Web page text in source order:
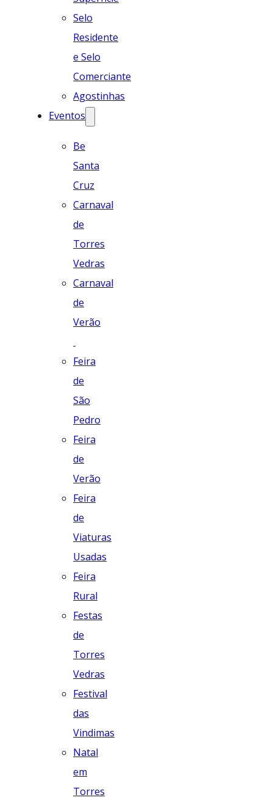
Selo
Residente
e Selo
Comerciante
Agostinhas
Eventos
Be
Santa
Cruz
Carnaval
de
Torres
Vedras
Carnaval
de
Verão
Feira
de
São
Pedro
Feira
de
Verão
Feira
de
Viaturas
Usadas
Feira
Rural
Festas
de
Torres
Vedras
Festival
das
Vindimas
Natal
em
Torres